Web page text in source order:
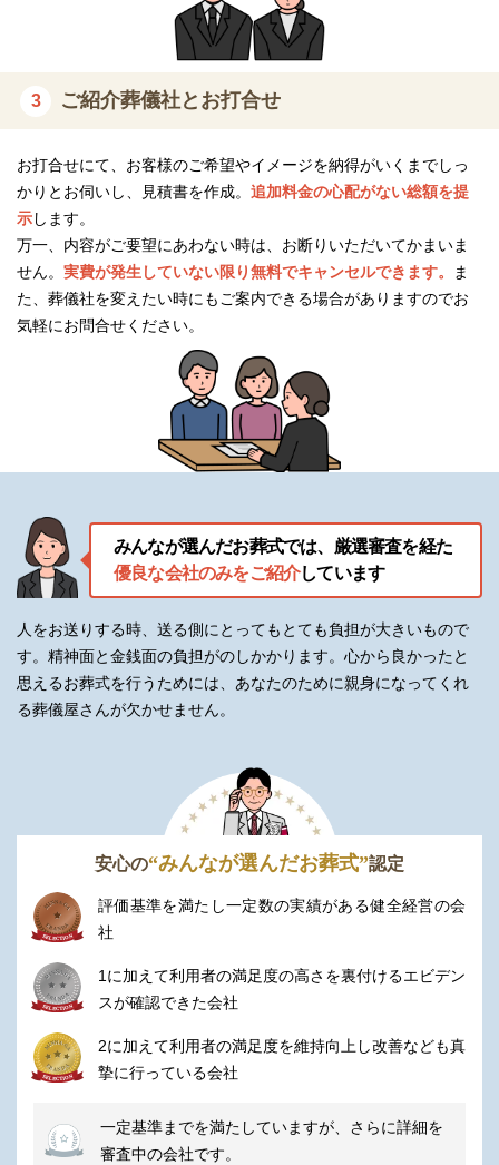
3 ご紹介葬儀社とお打合せ
お打合せにて、お客様のご希望やイメージを納得がいくまでしっ
かりとお伺いし、見積書を作成。 追加料金の心配がない総額を提
示します。
万一、内容がご要望にあわない時は、お断りいただいてかまいま
せん。 実費が発生していない限り無料でキャンセルできます。
ま
た、葬儀社を変えたい時にもご案内できる場合がありますのでお
気軽にお問合せください。
みんなが選んだお葬式では、厳選審査を経た
優良な会社のみをご紹介しています
人をお送りする時、送る側にとってもとても負担が大きいもので
す。精神面と金銭面の負担がのしかかります。 心から良かったと
思えるお葬式を行うためには、あなたのために親身になってくれ
る葬儀屋さんが欠かせません。
安心の“みんなが選んだお葬式”認定
評価基準を満たし一定数の実績がある健全経営の会
社
1に加えて利用者の満足度の高さを裏付けるエビデン
スが確認できた会社
2に加えて利用者の満足度を維持向上し改善なども真
摯に行っている会社
一定基準までを満たしていますが、さらに詳細を
審査中の会社です。